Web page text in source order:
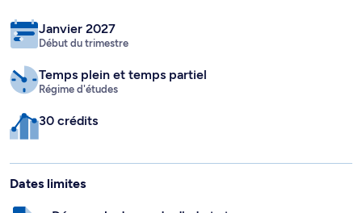
Janvier 2027
Début du trimestre
Temps plein et temps partiel
Régime d'études
30 crédits
Dates limites